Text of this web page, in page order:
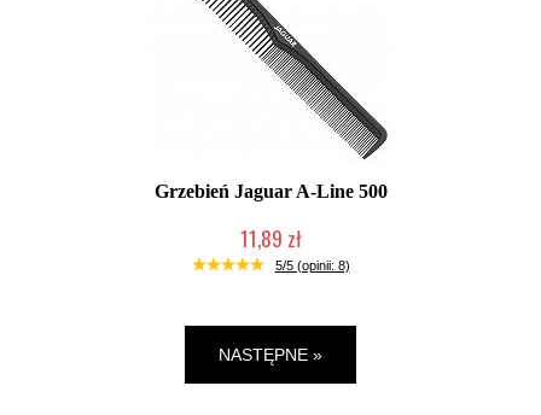
Grzebień Jaguar A-Line 500
11,89 zł
2-5 dni roboczych
5/5 (opinii: 8)
NASTĘPNE »